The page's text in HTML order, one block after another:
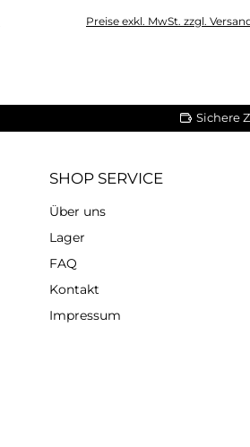
Preise exkl. MwSt. zzgl.
Sichere
SHOP SERVICE
Über uns
Lager
FAQ
Kontakt
Impressum